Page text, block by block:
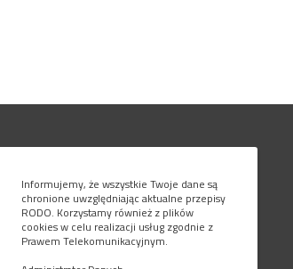
795 080 777
Informujemy, że wszystkie Twoje dane są
chronione uwzględniając aktualne przepisy
RODO. Korzystamy również z plików
cookies w celu realizacji usług zgodnie z
Prawem Telekomunikacyjnym.